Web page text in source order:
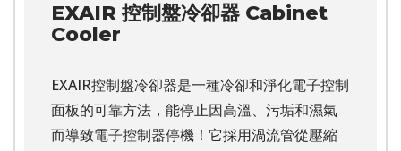
EXAIR 控制盤冷卻器 Cabinet
Cooler
EXAIR控制盤冷卻器是一種冷卻和淨化電子控制
面板的可靠方法，能停止因高溫、污垢和濕氣
而導致電子控制器停機！ 它採用渦流管從壓縮